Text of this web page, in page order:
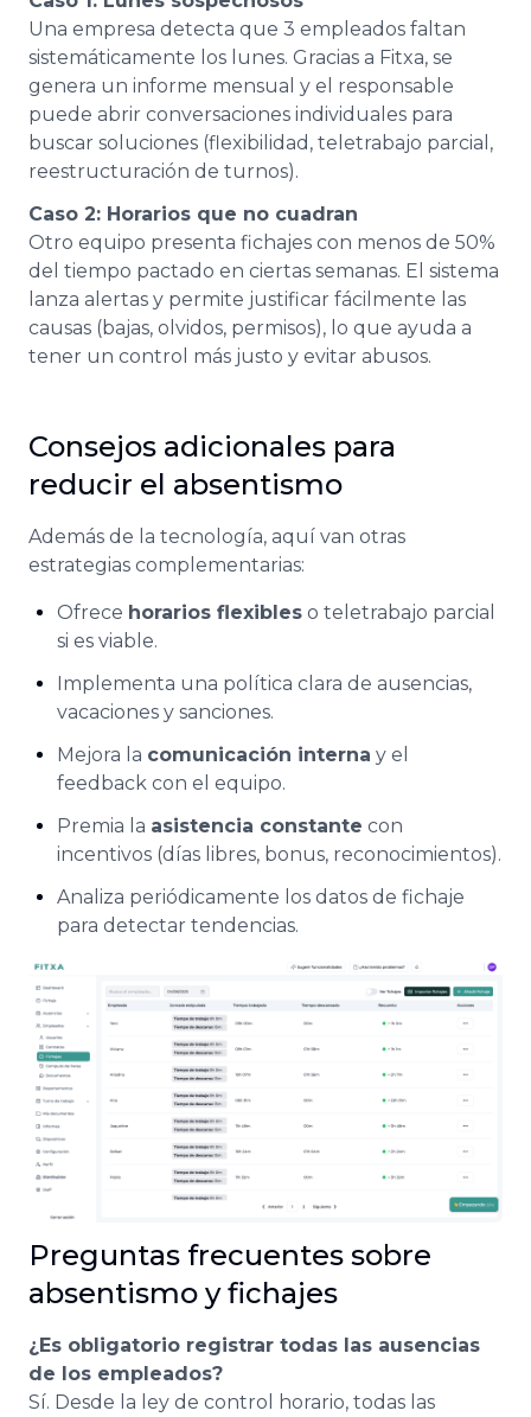
Una empresa detecta que 3 empleados faltan
sistemáticamente los lunes. Gracias a Fitxa, se
genera un informe mensual y el responsable
puede abrir conversaciones individuales para
buscar soluciones (flexibilidad, teletrabajo parcial,
reestructuración de turnos).
Caso 2: Horarios que no cuadran
Otro equipo presenta fichajes con menos de 50%
del tiempo pactado en ciertas semanas. El sistema
lanza alertas y permite justificar fácilmente las
causas (bajas, olvidos, permisos), lo que ayuda a
tener un control más justo y evitar abusos.
Consejos adicionales para
reducir el absentismo
Además de la tecnología, aquí van otras
estrategias complementarias:
Ofrece horarios flexibles o teletrabajo parcial
si es viable.
Implementa una política clara de ausencias,
vacaciones y sanciones.
Mejora la comunicación interna y el
feedback con el equipo.
Premia la asistencia constante con
incentivos (días libres, bonus, reconocimientos).
Analiza periódicamente los datos de fichaje
para detectar tendencias.
Preguntas frecuentes sobre
absentismo y fichajes
¿Es obligatorio registrar todas las ausencias
de los empleados?
Sí. Desde la ley de control horario, todas las